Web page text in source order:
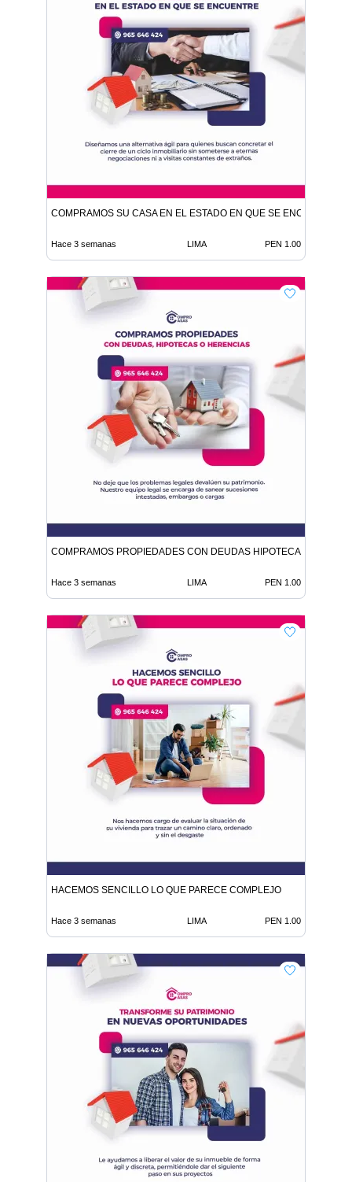
COMPRAMOS SU CASA EN EL ESTADO EN QUE SE ENCUENTRE
Hace 3 semanas LIMA PEN 1.00
COMPRAMOS PROPIEDADES CON DEUDAS HIPOTECAS O
Hace 3 semanas LIMA PEN 1.00
HACEMOS SENCILLO LO QUE PARECE COMPLEJO
Hace 3 semanas LIMA PEN 1.00